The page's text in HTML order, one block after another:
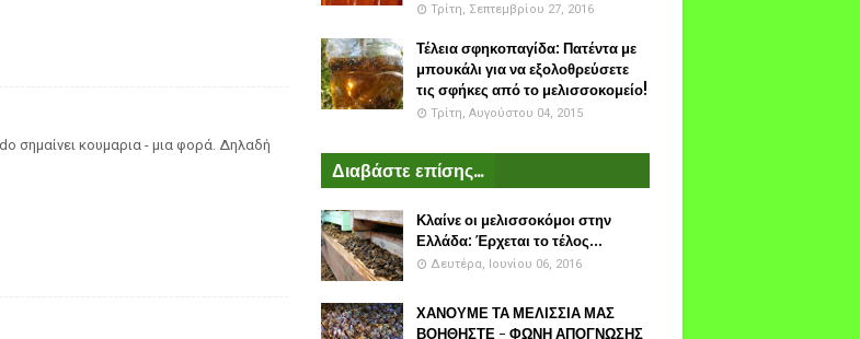
σημαίνει κουμαρια - μια φορά. Δηλαδή
Τρίτη, Σεπτεμβρίου 27, 2016
Τέλεια σφηκοπαγίδα: Πατέντα με
μπουκάλι για να εξολοθρεύσετε
τις σφήκες από το μελισσοκομείο!
Τρίτη, Αυγούστου 04, 2015
Διαβάστε επίσης...
Κλαίνε οι μελισσοκόμοι στην
Ελλάδα: Έρχεται το τέλος...
Δευτέρα, Ιουνίου 06, 2016
ΧΑΝΟΥΜΕ ΤΑ ΜΕΛΙΣΣΙΑ ΜΑΣ
ΒΟΗΘΗΣΤΕ - ΦΩΝΗ ΑΠΟΓΝΩΣΗΣ